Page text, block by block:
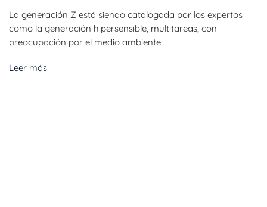
La generación Z está siendo catalogada por los expertos
como la generación hipersensible, multitareas, con
preocupación por el medio ambiente
Leer más